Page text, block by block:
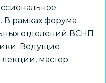
В рамках форума
отделений ВСНП
Ведущие
мастер-